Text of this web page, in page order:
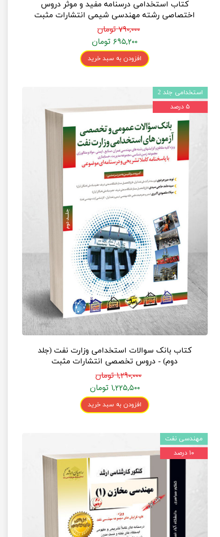
کتاب استخدامی درسنامه مفید و موثر دروس
اختصاصی رشته مهندسی شیمی انتشارات مثبت
۷۹۰,۰۰۰ تومان
۶۹۵,۲۰۰ تومان
افزودن به سبد خرید
کتاب بانک سوالات استخدامی وزارت نفت (جلد
دوم) - دروس تخصصی انتشارات مثبت
۱,۲۹۰,۰۰۰ تومان
۱,۲۲۵,۵۰۰ تومان
افزودن به سبد خرید
استخدامی جلد 2
۵ درصد
مهندسی نفت
۱۰ درصد